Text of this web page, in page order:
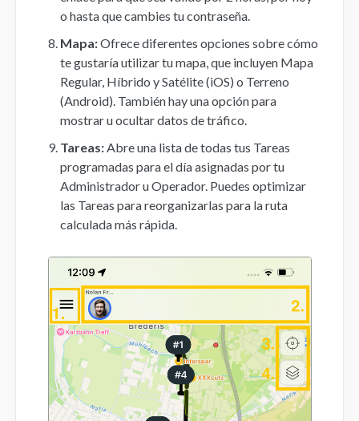
o hasta que cambies tu contraseña.
Mapa:Ofrece diferentes opciones sobre cómo
te gustaría utilizar tu mapa, que incluyen Mapa
Regular, Híbrido y Satélite (iOS) o Terreno
(Android). También hay una opción para
mostrar u ocultar datos de tráfico.
Tareas:Abre una lista de todas tus Tareas
programadas para el día asignadas por tu
Administrador u Operador. Puedes optimizar
las Tareas para reorganizarlas para la ruta
calculada más rápida.